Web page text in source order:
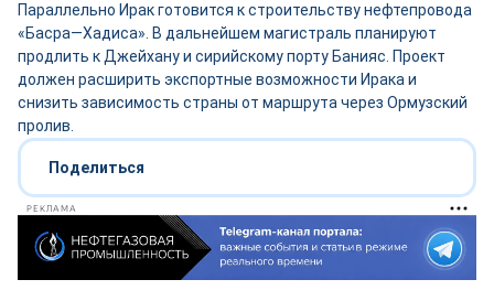
Параллельно Ирак готовится к строительству нефтепровода
«Басра—Хадиса». В дальнейшем магистраль планируют
продлить к Джейхану и сирийскому порту Банияс. Проект
должен расширить экспортные возможности Ирака и
снизить зависимость страны от маршрута через Ормузский
пролив.
Поделиться
РЕКЛАМА